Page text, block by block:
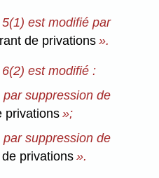
est modifié par
de privations».
est modifié :
suppression de
privations »;
suppression de
privations ».